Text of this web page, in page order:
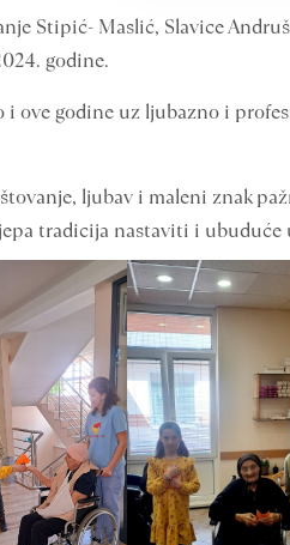
Stipić- Maslić, Slavice
godine.
ove godine uz ljubazno i
ljubav i maleni znak
tradicija nastaviti i